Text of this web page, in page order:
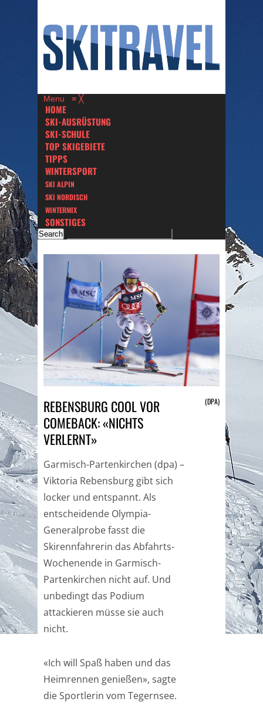
Menu ≡ ╳
HOME
SKI-AUSRÜSTUNG
SKI-SCHULE
TOP SKIGEBIETE
TIPPS
WINTERSPORT
SKI ALPIN
SKI NORDISCH
WINTERMIX
SONSTIGES
REBENSBURG COOL VOR
COMEBACK: «NICHTS
VERLERNT»
(DPA)
Garmisch-Partenkirchen (dpa) –
Viktoria Rebensburg gibt sich
locker und entspannt. Als
entscheidende Olympia-
Generalprobe fasst die
Skirennfahrerin das Abfahrts-
Wochenende in Garmisch-
Partenkirchen nicht auf. Und
unbedingt das Podium
attackieren müsse sie auch
nicht.
«Ich will Spaß haben und das
Heimrennen genießen», sagte
die Sportlerin vom Tegernsee.